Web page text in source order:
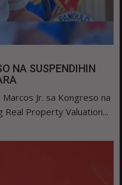
NA SUSPENDIHIN
Jr. sa Kongreso na
Real Property Valuation...